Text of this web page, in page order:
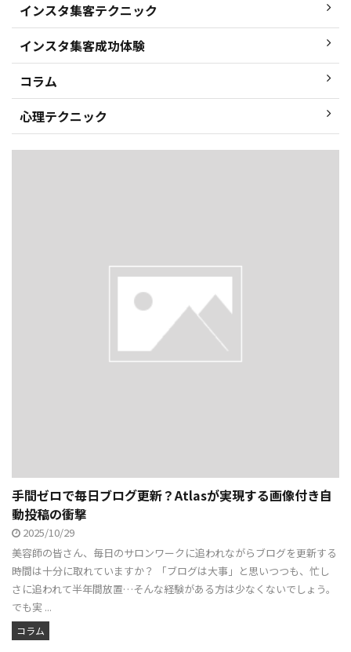
インスタ集客テクニック
インスタ集客成功体験
コラム
心理テクニック
手間ゼロで毎日ブログ更新？Atlasが実現する画像付き自
動投稿の衝撃
2025/10/29
美容師の皆さん、毎日のサロンワークに追われながらブログを更新する
時間は十分に取れていますか？ 「ブログは大事」と思いつつも、忙し
さに追われて半年間放置…そんな経験がある方は少なくないでしょう。
でも実 ...
コラム